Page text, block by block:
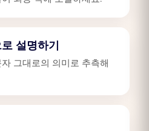
설명하기
그대로의 의미로 추측해